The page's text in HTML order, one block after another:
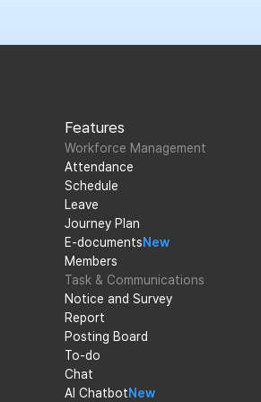
Features
Workforce Management
Attendance
Schedule
Leave
Journey Plan
E-documentsNew
Members
Task & Communications
Notice and Survey
Report
Posting Board
To-do
Chat
AI ChatbotNew